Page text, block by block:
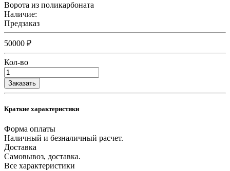
Ворота из поликарбоната
Наличие:
Предзаказ
50000 ₽
Кол-во
Заказать
Краткие характеристики
Форма оплаты
Наличный и безналичный расчет.
Доставка
Самовывоз, доставка.
Все характеристики